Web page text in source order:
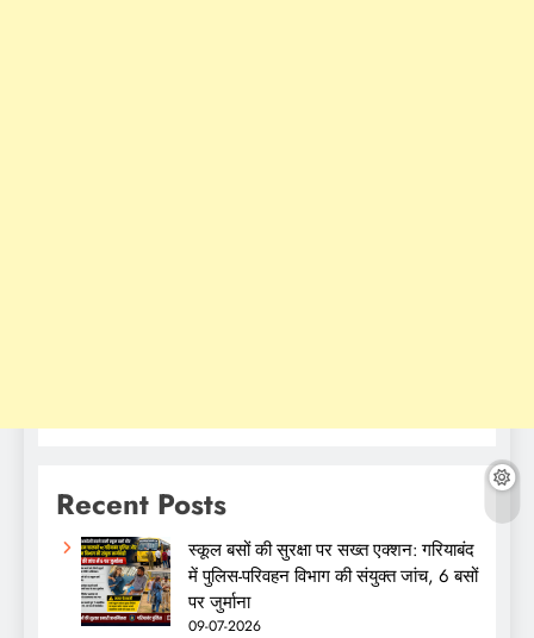
Recent Posts
स्कूल बसों की सुरक्षा पर सख्त एक्शन: गरियाबंद
में पुलिस-परिवहन विभाग की संयुक्त जांच, 6 बसों
पर जुर्माना
09-07-2026